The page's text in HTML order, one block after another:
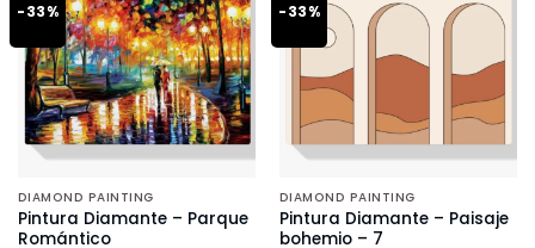
-33%
DIAMOND PAINTING
Pintura Diamante – Parque
Romántico
-33%
DIAMOND PAINTING
Pintura Diamante – Paisaje
bohemio – 7